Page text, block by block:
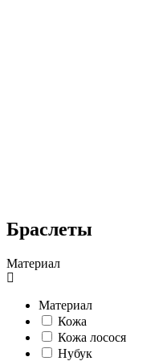
Браслеты
Материал
Материал
Кожа
Кожа лосося
Нубук